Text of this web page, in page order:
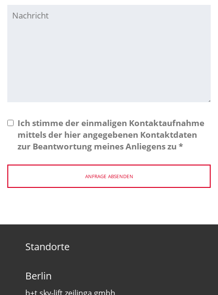
Ich stimme der einmaligen Kontaktaufnahme
mittels der hier angegebenen Kontaktdaten
zur Beantwortung meines Anliegens zu*
Standorte
Berlin